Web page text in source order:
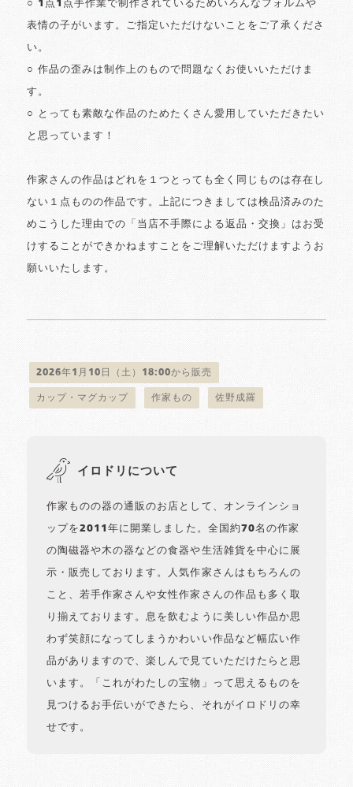
○ 1点1点手作業で制作されているためいろんなフォルムや
表情の子がいます。ご指定いただけないことをご了承くださ
い。
○ 作品の歪みは制作上のもので問題なくお使いいただけま
す。
○ とっても素敵な作品のためたくさん愛用していただきたい
と思っています！
作家さんの作品はどれを１つとっても全く同じものは存在し
ない１点ものの作品です。上記につきましては検品済みのた
めこうした理由での「当店不手際による返品・交換」はお受
けすることができかねますことをご理解いただけますようお
願いいたします。
2026年1月10日（土）18:00から販売
カップ・マグカップ 作家もの 佐野成羅
イロドリについて
作家ものの器の通販のお店として、オンラインショ
ップを2011年に開業しました。全国約70名の作家
の陶磁器や木の器などの食器や生活雑貨を中心に展
示・販売しております。人気作家さんはもちろんの
こと、若手作家さんや女性作家さんの作品も多く取
り揃えております。息を飲むように美しい作品か思
わず笑顔になってしまうかわいい作品など幅広い作
品がありますので、楽しんで見ていただけたらと思
います。「これがわたしの宝物」って思えるものを
見つけるお手伝いができたら、それがイロドリの幸
せです。